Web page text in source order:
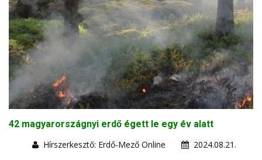
42 magyarországnyi erdő égett le egy év alatt
Hírszerkesztő: Erdő-Mező Online
2024.08.21.